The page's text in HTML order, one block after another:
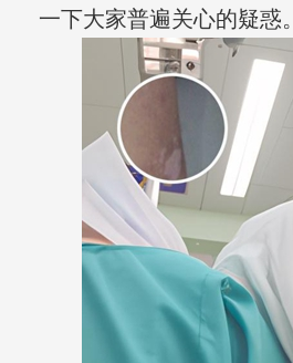
一下大家普遍关心的疑惑。